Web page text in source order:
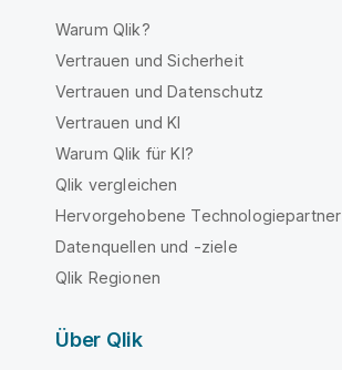
Warum Qlik?
Vertrauen und Sicherheit
Vertrauen und Datenschutz
Vertrauen und KI
Warum Qlik für KI?
Qlik vergleichen
Hervorgehobene Technologiepartner
Datenquellen und -ziele
Qlik Regionen
Über Qlik